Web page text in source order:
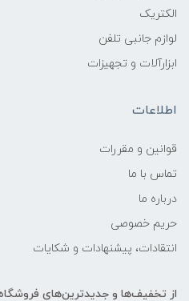
الکتریک
لوازم جانبی تلفن
ابزارآلات و تجهیزات
اطلاعات
قوانين و مقررات
تماس با ما
درباره ما
حریم خصوصی
انتقادات، پیشنهادات و شکایات
از تخفیف‌ها و جدیدترین‌های